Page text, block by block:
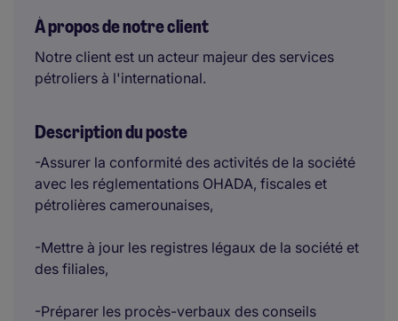
À propos de notre client
Notre client est un acteur majeur des services
pétroliers à l'international.
Description du poste
-Assurer la conformité des activités de la société
avec les réglementations OHADA, fiscales et
pétrolières camerounaises,
-Mettre à jour les registres légaux de la société et
des filiales,
-Préparer les procès-verbaux des conseils